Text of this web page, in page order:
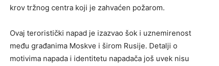
krov tržnog centra koji je zahvaćen požarom.
Ovaj teroristički napad je izazvao šok i uznemirenost
među građanima Moskve i širom Rusije. Detalji o
motivima napada i identitetu napadača još uvek nisu